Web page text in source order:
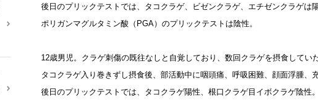
後日のプリックテストでは、タコクラゲ、ビゼンクラゲ、エチゼンクラゲは
ポリガンマグルタミン酸（PGA）のプリックテストは陰性。
12歳男児。クラゲ刺傷の既往なしと自覚しており、数回クラゲを摂食してい
タコクラゲ入り巻きずし摂食後、部活動中に咽頭痛、呼吸困難、顔面浮腫、
後日のプリックテストでは、タコクラゲ陽性、根口クラゲ目イボクラゲ陰性。